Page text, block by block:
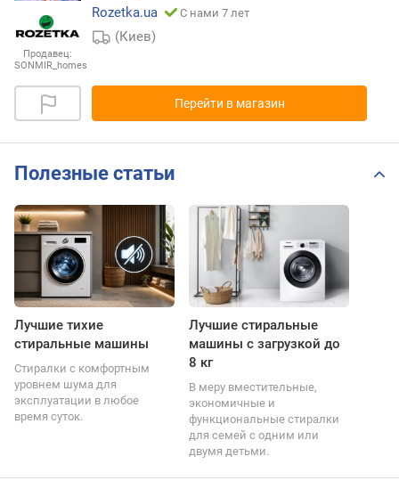
Продавец:
SONMIR_homes
Rozetka.ua
С нами 7 лет
(Киев)
Перейти в магазин
Полезные статьи
Лучшие тихие
стиральные машины
Стиралки с комфортным
уровнем шума для
эксплуатации в любое
время суток.
Лучшие стиральные
машины с загрузкой до
8 кг
В меру вместительные,
экономичные и
функциональные стиралки
для семей с одним или
двумя детьми.